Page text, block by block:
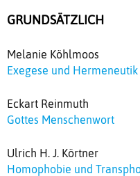
GRUNDSÄTZLICH
Melanie Köhlmoos
Exegese und
Eckart Reinmuth
Gottes Menschenwort
Ulrich H. J. Körtner
Homophobie und